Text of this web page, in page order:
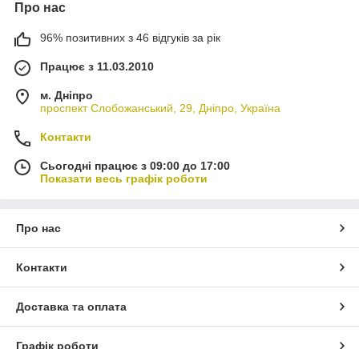
Про нас
96% позитивних з 46 відгуків за рік
Працює з 11.03.2010
м. Дніпро
проспект Слобожанський, 29, Дніпро, Україна
Контакти
Сьогодні працює з 09:00 до 17:00
Показати весь графік роботи
Про нас
Контакти
Доставка та оплата
Графік роботи